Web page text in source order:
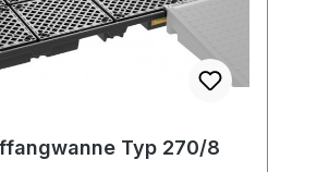
Typ 270/8